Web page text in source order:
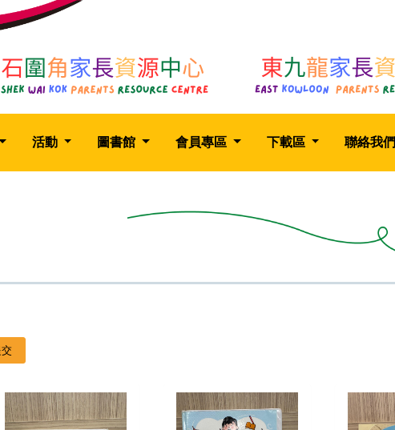
活動 圖書館 會員專區 下載區 聯絡我們